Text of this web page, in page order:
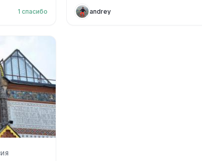
1 спасибо andrey